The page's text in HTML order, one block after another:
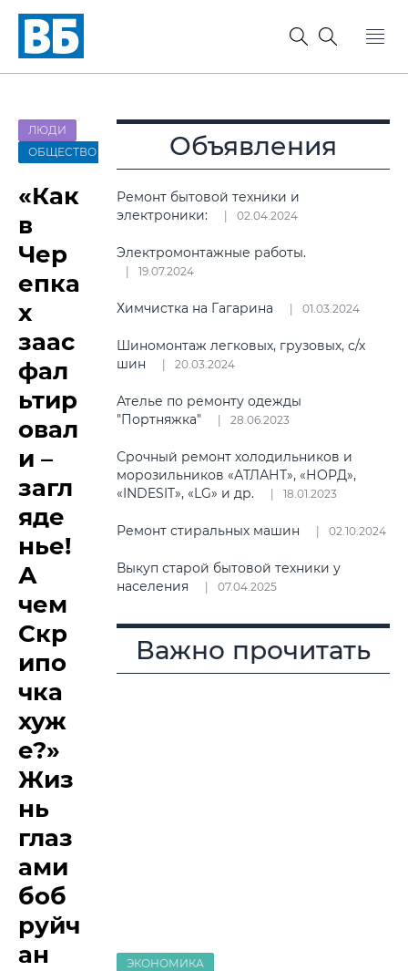
ЛЮДИ
ОБЩЕСТВО
«Как
в
Чер
епка
х
заас
фал
ьтир
овал
и –
загл
яде
нье!
А
чем
Скр
ипо
чка
хуж
е?»
Жиз
нь
глаз
ами
боб
руйч
ан
Объявления
Ремонт бытовой техники и
электроники:
02.04.2024
Электромонтажные работы.
19.07.2024
Химчистка на Гагарина 01.03.2024
Шиномонтаж легковых, грузовых, с/х
шин
20.03.2024
Ателье по ремонту одежды
"Портняжка"
28.06.2023
Срочный ремонт холодильников и
морозильников «АТЛАНТ», «НОРД»,
«INDESIT», «LG» и др.
18.01.2023
Ремонт стиральных машин 02.10.2024
Выкуп старой бытовой техники у
населения
07.04.2025
Важно прочитать
ЭКОНОМИКА